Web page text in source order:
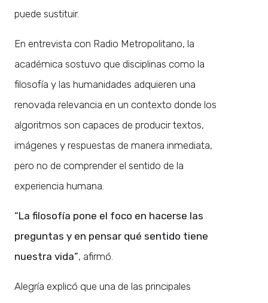
puede sustituir.
En entrevista con Radio Metropolitano, la
académica sostuvo que disciplinas como la
filosofía y las humanidades adquieren una
renovada relevancia en un contexto donde los
algoritmos son capaces de producir textos,
imágenes y respuestas de manera inmediata,
pero no de comprender el sentido de la
experiencia humana.
“La filosofía pone el foco en hacerse las
preguntas y en pensar qué sentido tiene
nuestra vida”, afirmó.
Alegría explicó que una de las principales